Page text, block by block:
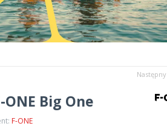
Big One
F-ONE